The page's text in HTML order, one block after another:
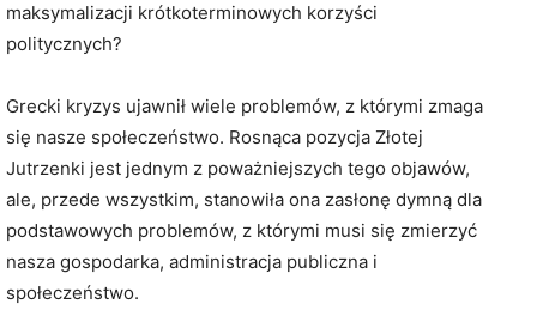
maksymalizacji krótkoterminowych korzyści
politycznych?
Grecki kryzys ujawnił wiele problemów, z którymi zmaga
się nasze społeczeństwo. Rosnąca pozycja Złotej
Jutrzenki jest jednym z poważniejszych tego objawów,
ale, przede wszystkim, stanowiła ona zasłonę dymną dla
podstawowych problemów, z którymi musi się zmierzyć
nasza gospodarka, administracja publiczna i
społeczeństwo.